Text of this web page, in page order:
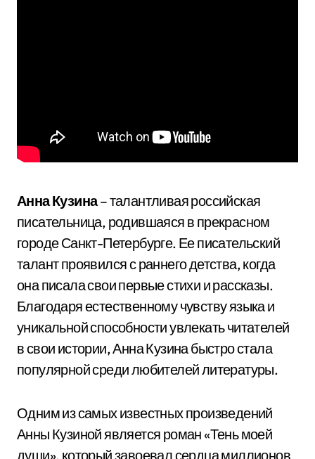
Анна Кузина– талантливая российская
писательница, родившаяся в прекрасном
городе Санкт-Петербурге. Ее писательский
талант проявился с раннего детства, когда
она писала свои первые стихи и рассказы.
Благодаря естественному чувству языка и
уникальной способности увлекать читателей
в свои истории, Анна Кузина быстро стала
популярной среди любителей литературы.
Одним из самых известных произведений
Анны Кузиной является роман «Тень моей
души», который завоевал сердца миллионов